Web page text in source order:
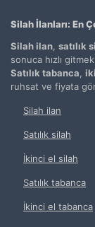
Silah İlanları: En
Silah ilan satılık
sonuca hızlı
Satılık tabanca
ruhsat ve fiyata
Silah ilan
Satılık silah
İkinci el silah
Satılık tabanca
İkinci el tabanca